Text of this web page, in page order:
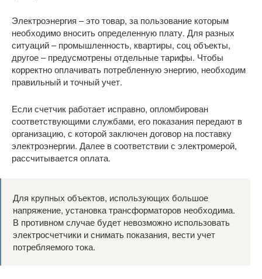
Электроэнергия – это товар, за пользование которым
необходимо вносить определенную плату. Для разных
ситуаций – промышленность, квартиры, соц объекты,
другое – предусмотрены отдельные тарифы. Чтобы
корректно оплачивать потребленную энергию, необходим
правильный и точный учет.
Если счетчик работает исправно, опломбирован
соответствующими службами, его показания передают в
организацию, с которой заключен договор на поставку
электроэнергии. Далее в соответствии с электромерой,
рассчитывается оплата.
Для крупных объектов, использующих большое
напряжение, установка трансформаторов необходима.
В противном случае будет невозможно использовать
электросчетчики и снимать показания, вести учет
потребляемого тока.